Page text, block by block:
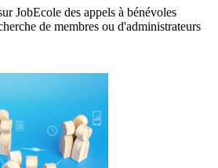
JobEcole des appels à bénévoles
de membres ou d'administrateurs